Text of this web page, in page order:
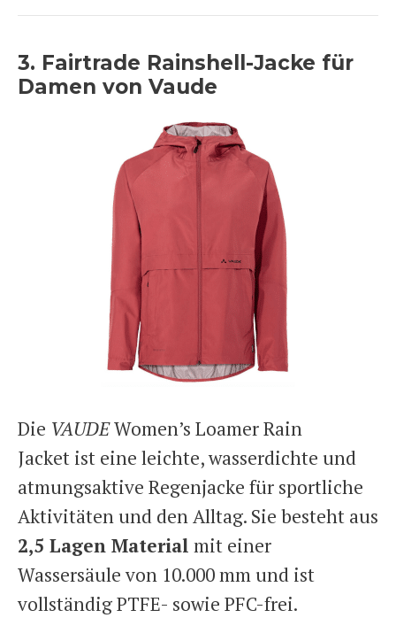
3. Fairtrade Rainshell-Jacke für
Damen von Vaude
Die VAUDEWomen’s Loamer Rain
Jacket ist eine leichte, wasserdichte und
atmungsaktive Regenjacke für sportliche
Aktivitäten und den Alltag. Sie besteht aus
2,5 Lagen Material mit einer
Wassersäule von 10.000 mm und ist
vollständig PTFE- sowie PFC-frei.